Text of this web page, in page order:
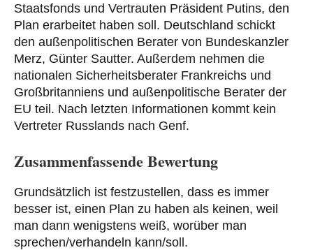
Staatsfonds und Vertrauten Präsident Putins, den
Plan erarbeitet haben soll. Deutschland schickt
den außenpolitischen Berater von Bundeskanzler
Merz, Günter Sautter. Außerdem nehmen die
nationalen Sicherheitsberater Frankreichs und
Großbritanniens und außenpolitische Berater der
EU teil. Nach letzten Informationen kommt kein
Vertreter Russlands nach Genf.
Zusammenfassende Bewertung
Grundsätzlich ist festzustellen, dass es immer
besser ist, einen Plan zu haben als keinen, weil
man dann wenigstens weiß, worüber man
sprechen/verhandeln kann/soll.